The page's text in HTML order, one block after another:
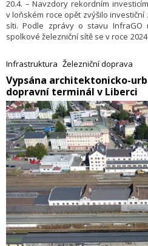
20.4. – Navzdory rekordním
v loňském roce opět zvýšilo
síti. Podle zprávy o stavu InfraGO
spolkové železniční sítě se v roce
infrastrukturu a plánovaném
příležitost, jak v příštích letech snížit
Infrastruktura Železniční doprava
​Vypsána architektonicko-
dopravní terminál v Liberci